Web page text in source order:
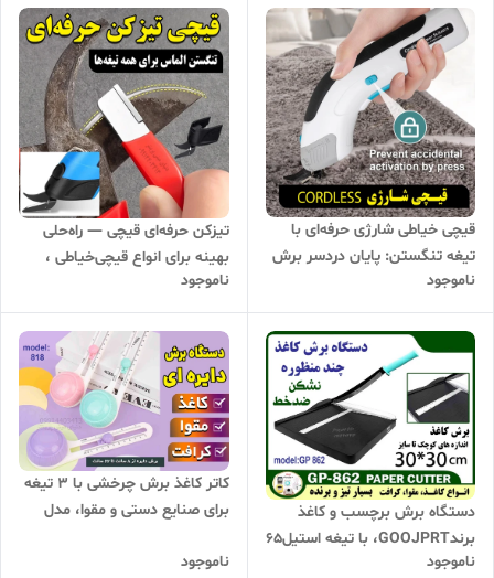
قیچی خیاطی شارژی حرفه‌ای با
تیغه تنگستن: پایان دردسر برش
پارچه و چرم!
ناموجود
تیزکن حرفه‌ای قیچی — راه‌حلی
بهینه برای انواع قیچی‌خیاطی ،
باغبانی ، آشپزخانه
ناموجود
دستگاه برش برچسب و کاغذ
برندGOOJPRT، با تیغه استیل65
منگنزی، ضد لغزش،عکس،
ناموجود
کاتر کاغذ برش چرخشی با 3 تیغه
برای صنایع دستی و مقوا، مدل
ناموجود